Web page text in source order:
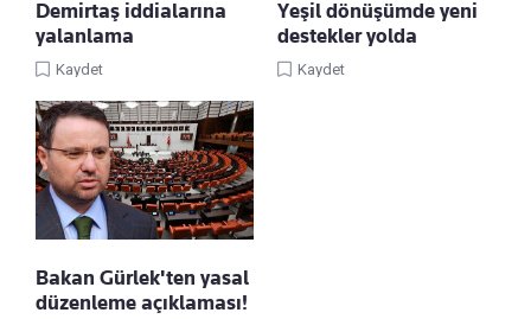
Demirtaş iddialarına
yalanlama
Kaydet
Yeşil dönüşümde yeni
destekler yolda
Kaydet
Bakan Gürlek'ten yasal
düzenleme açıklaması!